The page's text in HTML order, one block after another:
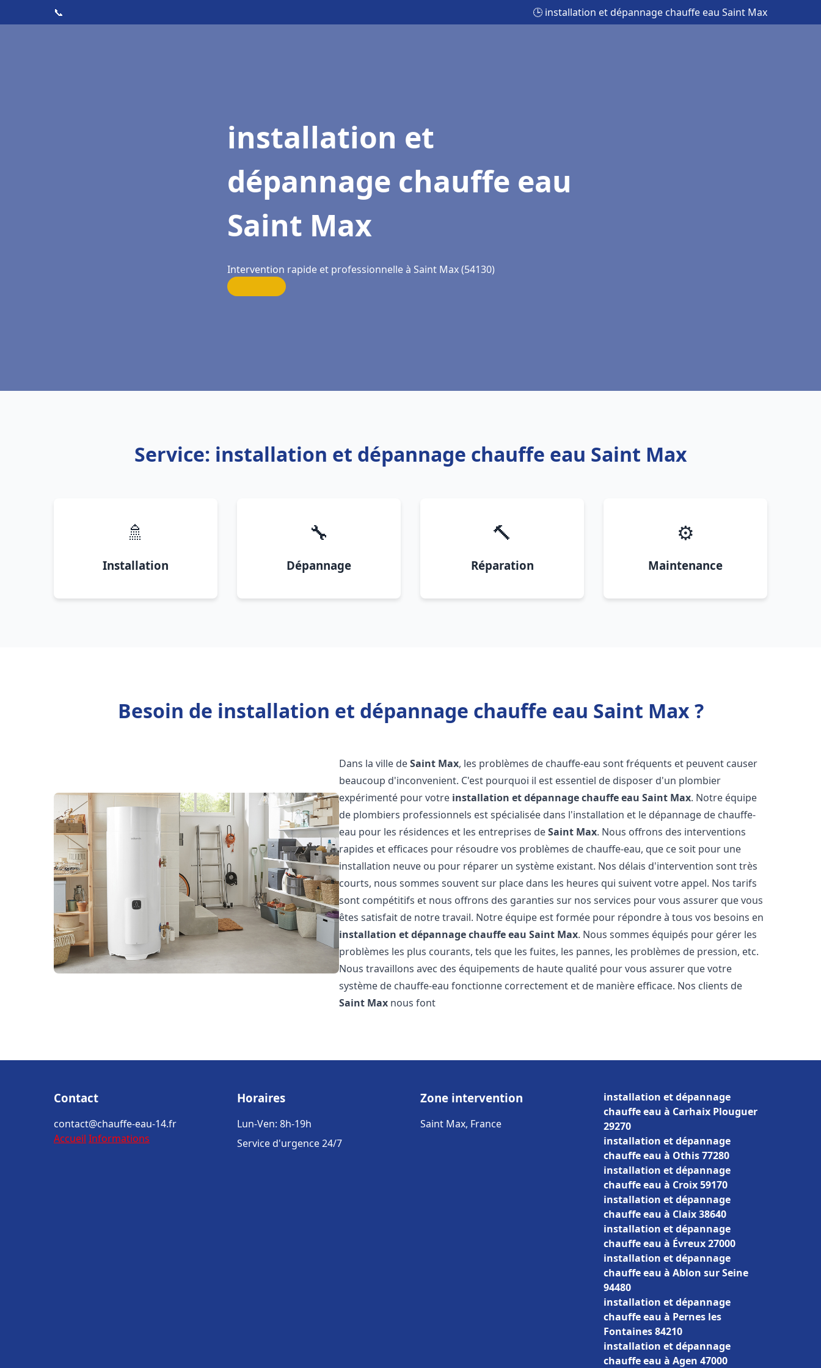
📞 🕒 installation et dépannage chauffe eau Saint Max
installation et
dépannage chauffe eau
Saint Max
Intervention rapide et professionnelle à Saint Max (54130)
Service: installation et dépannage chauffe eau Saint Max
🚿
Installation
🔧
Dépannage
🔨
Réparation
⚙️
Maintenance
Besoin de installation et dépannage chauffe eau Saint Max ?
Dans la ville deSaint Max, les problèmes de chauffe-eau sont fréquents et peuvent causer
beaucoup d'inconvenient. C'est pourquoi il est essentiel de disposer d'un plombier
expérimenté pour votre installation et dépannage chauffe eau Saint Max. Notre équipe
de plombiers professionnels est spécialisée dans l'installation et le dépannage de chauffe-
eau pour les résidences et les entreprises deSaint Max. Nous offrons des interventions
rapides et efficaces pour résoudre vos problèmes de chauffe-eau, que ce soit pour une
installation neuve ou pour réparer un système existant. Nos délais d'intervention sont très
courts, nous sommes souvent sur place dans les heures qui suivent votre appel. Nos tarifs
sont compétitifs et nous offrons des garanties sur nos services pour vous assurer que vous
êtes satisfait de notre travail. Notre équipe est formée pour répondre à tous vos besoins en
installation et dépannage chauffe eau Saint Max. Nous sommes équipés pour gérer les
problèmes les plus courants, tels que les fuites, les pannes, les problèmes de pression, etc.
Nous travaillons avec des équipements de haute qualité pour vous assurer que votre
système de chauffe-eau fonctionne correctement et de manière efficace. Nos clients de
Saint Max nous font
Contact
contact@chauffe-eau-14.fr
Accueil Informations
Horaires
Lun-Ven: 8h-19h
Service d'urgence 24/7
Zone intervention
Saint Max, France
installation et dépannage
chauffe eau à Carhaix Plouguer
29270
installation et dépannage
chauffe eau à Othis 77280
installation et dépannage
chauffe eau à Croix 59170
installation et dépannage
chauffe eau à Claix 38640
installation et dépannage
chauffe eau à Évreux 27000
installation et dépannage
chauffe eau à Ablon sur Seine
94480
installation et dépannage
chauffe eau à Pernes les
Fontaines 84210
installation et dépannage
chauffe eau à Agen 47000